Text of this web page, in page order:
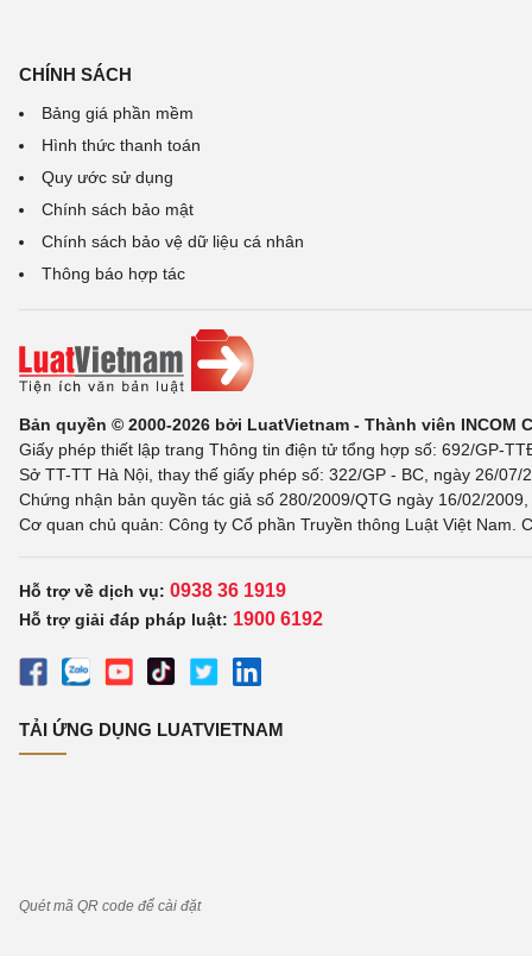
CHÍNH SÁCH
Bảng giá phần mềm
Hình thức thanh toán
Quy ước sử dụng
Chính sách bảo mật
Chính sách bảo vệ dữ liệu cá nhân
Thông báo hợp tác
Bản quyền © 2000-2026 bởi LuatVietnam - Thành viên INCOM
Giấy phép thiết lập trang Thông tin điện tử tổng hợp số: 692/GP-
Sở TT-TT Hà Nội, thay thế giấy phép số: 322/GP - BC, ngày 26/
Chứng nhận bản quyền tác giả số 280/2009/QTG ngày 16/02/
Cơ quan chủ quản: Công ty Cổ phần Truyền thông Luật Việt Nam.
Hỗ trợ về dịch vụ: 0938 36 1919
Hỗ trợ giải đáp pháp luật: 1900 6192
TẢI ỨNG DỤNG LUATVIETNAM
Quét mã QR code để cài đặt